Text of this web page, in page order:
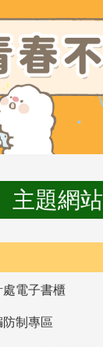
主題網站
電子書櫃
制專區